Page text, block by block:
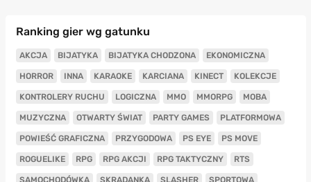
Ranking gier wg gatunku
AKCJA BIJATYKA BIJATYKA CHODZONA EKONOMICZNA
HORROR INNA KARAOKE KARCIANA KINECT KOLEKCJE
KONTROLERY RUCHU LOGICZNA MMO MMORPG MOBA
MUZYCZNA OTWARTY ŚWIAT PARTY GAMES PLATFORMOWA
POWIEŚĆ GRAFICZNA PRZYGODOWA PS EYE PS MOVE
ROGUELIKE RPG RPG AKCJI RPG TAKTYCZNY RTS
SAMOCHODÓWKA SKRADANKA SLASHER SPORTOWA